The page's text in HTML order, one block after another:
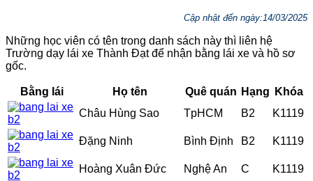
Cập nhật đến ngày:14/03/2025
Những học viên có tên trong danh sách này thì liên hệ
Trường dạy lái xe Thành Đạt để nhận bằng lái xe và hồ sơ
gốc.
Bằng lái Họ tên Quê quán Hạng
Khóa
Châu Hùng Sao
TpHCM B2 K1119
Đặng Ninh Bình Định B2 K1119
Hoàng Xuân Đức Nghệ An C K1119